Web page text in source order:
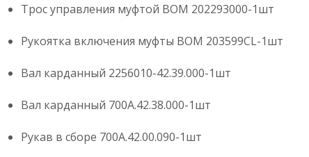
Трос управления муфтой ВОМ 202293000-1шт
Рукоятка включения муфты ВОМ 203599CL-1шт
Вал карданный 2256010-42.39.000-1шт
Вал карданный 700А.42.38.000-1шт
Рукав в сборе 700А.42.00.090-1шт